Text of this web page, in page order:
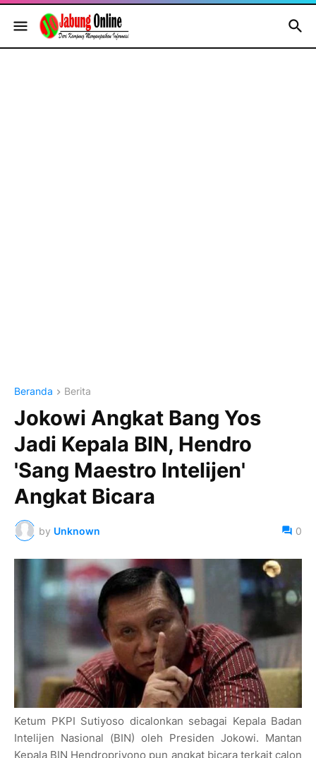
Beranda Berita
Jokowi Angkat Bang Yos
Jadi Kepala BIN, Hendro
'Sang Maestro Intelijen'
Angkat Bicara
by Unknown 0
Ketum PKPI Sutiyoso dicalonkan sebagai Kepala Badan
Intelijen Nasional (BIN) oleh Presiden Jokowi. Mantan
Kepala BIN Hendropriyono pun angkat bicara terkait calon